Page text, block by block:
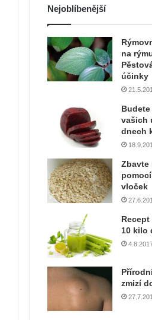
e
v
a
š
í
e
o
u
a
s
u
Nejoblíbenější
na
účinky
vašich
dnech
Zbavte
vloček
Recept
10 kilo
zmizí